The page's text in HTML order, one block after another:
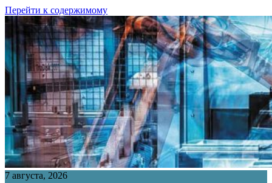
Перейти к содержимому
7 августа, 2026